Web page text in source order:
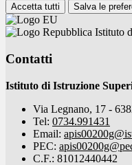
Accetta tutti Salva le
Istituto
Contatti
Istituto di Istruzione
Via Legnano, 17 -
Tel: 0734.991431
Email:
PEC:
C.F.: 81012440442